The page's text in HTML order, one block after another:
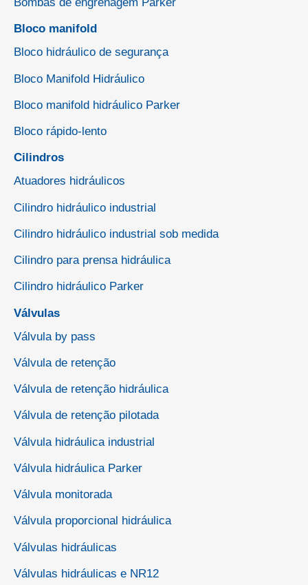
Bloco manifold
Bloco hidráulico de segurança
Bloco Manifold Hidráulico
Bloco manifold hidráulico Parker
Bloco rápido-lento
Cilindros
Atuadores hidráulicos
Cilindro hidráulico industrial
Cilindro hidráulico industrial sob medida
Cilindro para prensa hidráulica
Cilindro hidráulico Parker
Válvulas
Válvula by pass
Válvula de retenção
Válvula de retenção hidráulica
Válvula de retenção pilotada
Válvula hidráulica industrial
Válvula hidráulica Parker
Válvula monitorada
Válvula proporcional hidráulica
Válvulas hidráulicas
Válvulas hidráulicas e NR12